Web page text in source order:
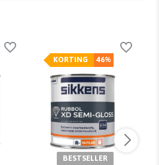
46%
KORTING
BESTSELLER